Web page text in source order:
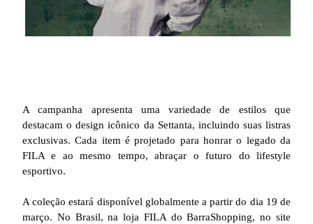
A campanha apresenta uma variedade de estilos que
destacam o design icônico da Settanta, incluindo suas listras
exclusivas. Cada item é projetado para honrar o legado da
FILA e ao mesmo tempo, abraçar o futuro do lifestyle
esportivo.
A coleção estará disponível globalmente a partir do dia 19 de
março. No Brasil, na loja FILA do BarraShopping, no site